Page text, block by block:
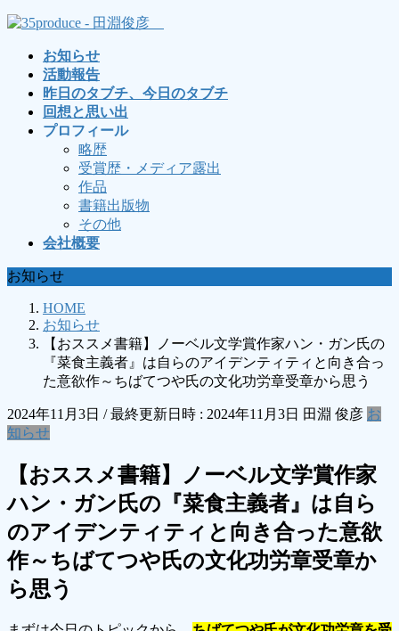
コ
ナ
お知らせ
活動報告
昨日のタブチ、今日のタブチ
回想と思い出
プロフィール
略歴
受賞歴・メディア露出
作品
書籍出版物
その他
会社概要
お知らせ
HOME
お知らせ
【おススメ書籍】ノーベル文学賞作家ハン・ガン氏の
『菜食主義者』は自らのアイデンティティと向き合っ
た意欲作～ちばてつや氏の文化功労章受章から思う
2024年11月3日 / 最終更新日時 : 2024年11月3日 田淵 俊彦 お
知らせ
【おススメ書籍】ノーベル文学賞作家
ハン・ガン氏の『菜食主義者』は自ら
のアイデンティティと向き合った意欲
作～ちばてつや氏の文化功労章受章か
ら思う